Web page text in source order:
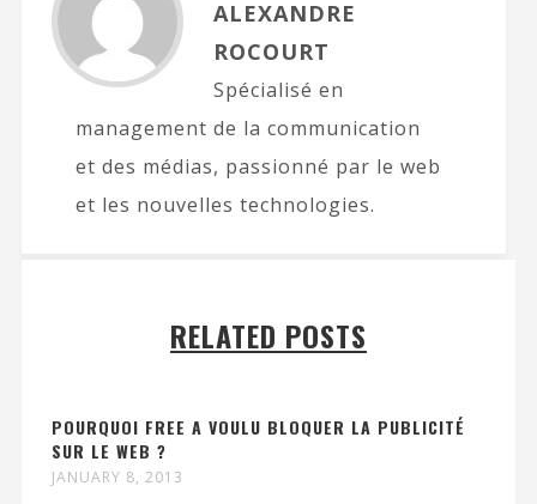
ALEXANDRE
ROCOURT
Spécialisé en
management de la communication
et des médias, passionné par le web
et les nouvelles technologies.
RELATED POSTS
POURQUOI FREE A VOULU BLOQUER LA PUBLICITÉ
SUR LE WEB ?
JANUARY 8, 2013